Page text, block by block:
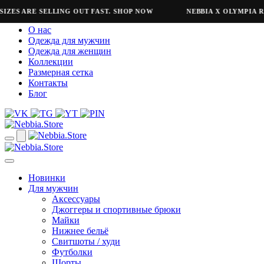
ARE SELLING OUT FAST. SHOP NOW NEBBIA X OLYMPIA
О нас
Одежда для мужчин
Одежда для женщин
Коллекции
Размерная сетка
Контакты
Блог
Новинки
Для мужчин
Аксессуары
Джоггеры и спортивные брюки
Майки
Нижнее бельё
Свитшоты / худи
Футболки